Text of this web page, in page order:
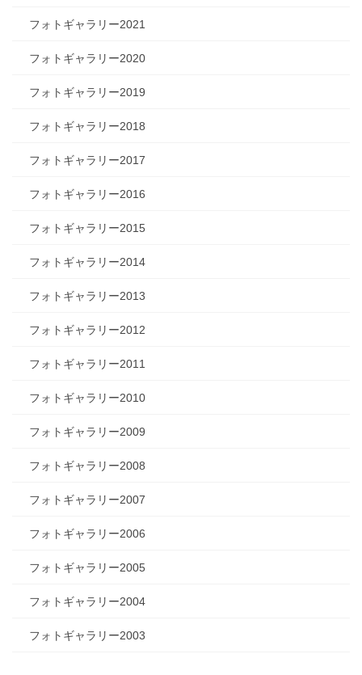
フォトギャラリー2021
フォトギャラリー2020
フォトギャラリー2019
フォトギャラリー2018
フォトギャラリー2017
フォトギャラリー2016
フォトギャラリー2015
フォトギャラリー2014
フォトギャラリー2013
フォトギャラリー2012
フォトギャラリー2011
フォトギャラリー2010
フォトギャラリー2009
フォトギャラリー2008
フォトギャラリー2007
フォトギャラリー2006
フォトギャラリー2005
フォトギャラリー2004
フォトギャラリー2003